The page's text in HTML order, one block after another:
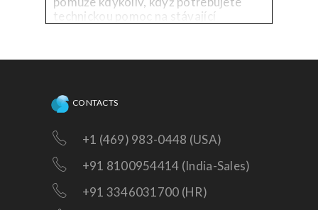
technickou pomoc na stávající
CONTACTS
+1 (469) 983-0448 (USA)
+91 8100954414 (India-Sales)
+91 3346031700 (HR)